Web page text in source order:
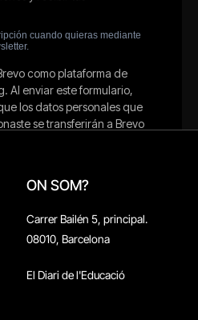
ON SOM?
Carrer Bailén 5, principal.
08010, Barcelona
El Diari de l'Educació